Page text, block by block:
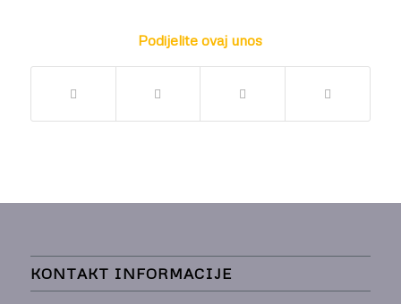
Podijelite ovaj unos
KONTAKT INFORMACIJE